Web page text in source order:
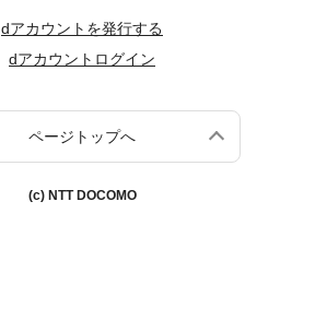
dアカウントを発行する
dアカウントログイン
ページトップへ
(c) NTT DOCOMO